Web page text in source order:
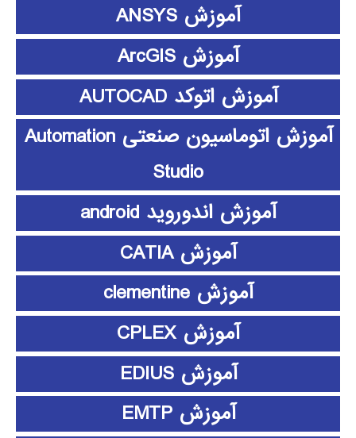
آموزش ANSYS
آموزش ArcGIS
آموزش اتوکد AUTOCAD
آموزش اتوماسیون صنعتی Automation
Studio
آموزش اندوروید android
آموزش CATIA
آموزش clementine
آموزش CPLEX
آموزش EDIUS
آموزش EMTP